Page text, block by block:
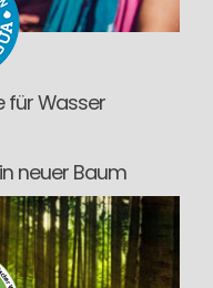
für Wasser
neuer Baum